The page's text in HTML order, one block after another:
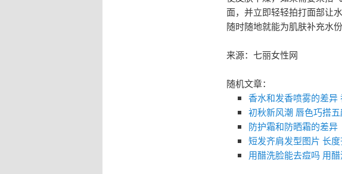
面，并立即轻轻拍打面部让
随时随地就能为肌肤补充水份
来源：七丽女性网
随机文章：
香水和发香喷雾的差
初秋新风潮 唇色巧搭
防护霜和防晒霜的差异
短发齐肩发型图片 长
用醋洗脸能去痘吗 用